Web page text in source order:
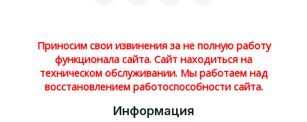
Приносим свои извинения за не полную работу
функционала сайта. Сайт находиться на
техническом обслуживании. Мы работаем над
восстановлением работоспособности сайта.
Информация